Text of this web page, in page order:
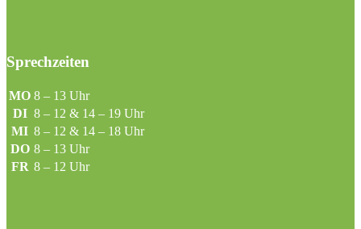
Sprechzeiten
MO 8 – 13 Uhr
DI 8 – 12 & 14 – 19 Uhr
MI 8 – 12 & 14 – 18 Uhr
DO 8 – 13 Uhr
FR 8 – 12 Uhr